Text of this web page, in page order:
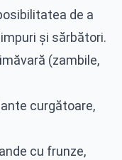
de a
și sărbători.
(zambile,
curgătoare,
cu frunze,